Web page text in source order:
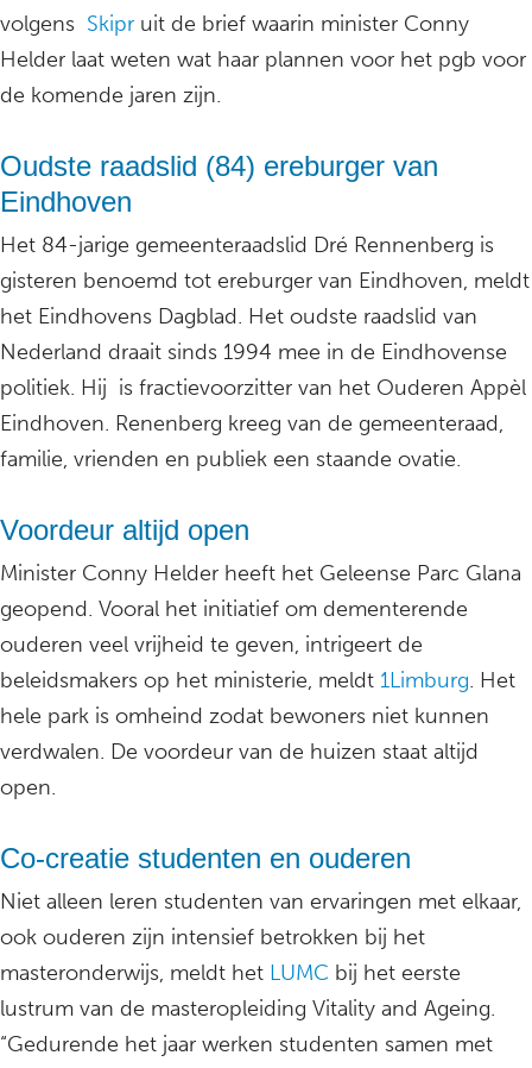
volgens Skipr uit de brief waarin minister Conny
Helder laat weten wat haar plannen voor het pgb voor
de komende jaren zijn.
Oudste raadslid (84) ereburger van
Eindhoven
Het 84-jarige gemeenteraadslid Dré Rennenberg is
gisteren benoemd tot ereburger van Eindhoven, meldt
het Eindhovens Dagblad. Het oudste raadslid van
Nederland draait sinds 1994 mee in de Eindhovense
politiek. Hij is fractievoorzitter van het Ouderen Appèl
Eindhoven. Renenberg kreeg van de gemeenteraad,
familie, vrienden en publiek een staande ovatie.
Voordeur altijd open
Minister Conny Helder heeft het Geleense Parc Glana
geopend. Vooral het initiatief om dementerende
ouderen veel vrijheid te geven, intrigeert de
beleidsmakers op het ministerie, meldt 1Limburg. Het
hele park is omheind zodat bewoners niet kunnen
verdwalen. De voordeur van de huizen staat altijd
open.
Co-creatie studenten en ouderen
Niet alleen leren studenten van ervaringen met elkaar,
ook ouderen zijn intensief betrokken bij het
masteronderwijs, meldt het LUMC bij het eerste
lustrum van de masteropleiding Vitality and Ageing.
“Gedurende het jaar werken studenten samen met